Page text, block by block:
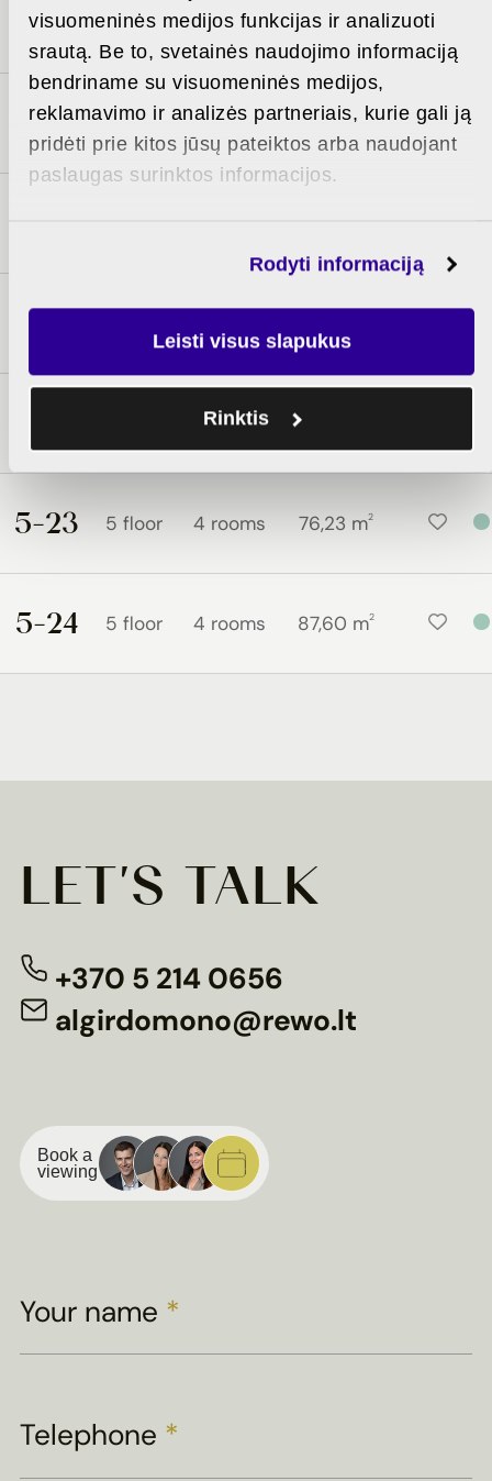
visuomeninės medijos funkcijas ir analizuoti
srautą. Be to, svetainės naudojimo informaciją
bendriname su visuomeninės medijos,
reklamavimo ir analizės partneriais, kurie gali ją
pridėti prie kitos jūsų pateiktos arba naudojant
paslaugas surinktos informacijos.
Rodyti informaciją
Leisti visus slapukus
Rinktis
4-14 4 floor 3 rooms 53,92 m2
4-13 4 floor 3 rooms 52,79 m2
5-21
3 rooms
5-23 5 floor 4 rooms 76,23 m2
5-24 5 floor 4 rooms 87,60 m2
LET'S TALK
+370 5 214 0656
algirdomono@rewo.lt
Book a
viewing
Your name *
Telephone *